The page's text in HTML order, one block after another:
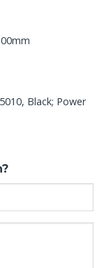
Black; Power